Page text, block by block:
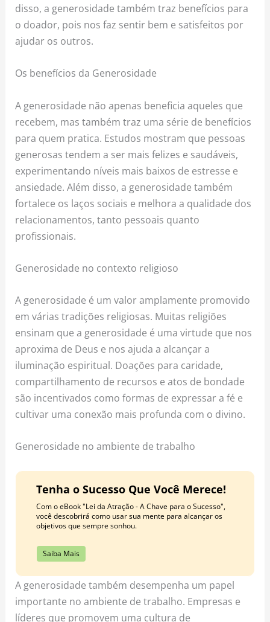
disso, a generosidade também traz benefícios para
o doador, pois nos faz sentir bem e satisfeitos por
ajudar os outros.
Os benefícios da Generosidade
A generosidade não apenas beneficia aqueles que
recebem, mas também traz uma série de benefícios
para quem pratica. Estudos mostram que pessoas
generosas tendem a ser mais felizes e saudáveis,
experimentando níveis mais baixos de estresse e
ansiedade. Além disso, a generosidade também
fortalece os laços sociais e melhora a qualidade dos
relacionamentos, tanto pessoais quanto
profissionais.
Generosidade no contexto religioso
A generosidade é um valor amplamente promovido
em várias tradições religiosas. Muitas religiões
ensinam que a generosidade é uma virtude que nos
aproxima de Deus e nos ajuda a alcançar a
iluminação espiritual. Doações para caridade,
compartilhamento de recursos e atos de bondade
são incentivados como formas de expressar a fé e
cultivar uma conexão mais profunda com o divino.
Generosidade no ambiente de trabalho
Tenha o Sucesso Que Você Merece!
Com o eBook "Lei da Atração - A Chave para o Sucesso",
você descobrirá como usar sua mente para alcançar os
objetivos que sempre sonhou.
Saiba Mais
A generosidade também desempenha um papel
importante no ambiente de trabalho. Empresas e
líderes que promovem uma cultura de